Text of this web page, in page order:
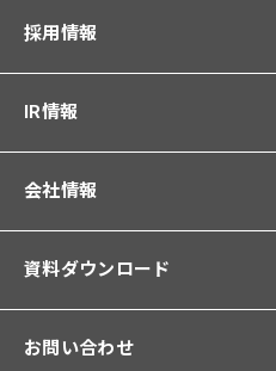
採用情報
IR情報
会社情報
資料ダウンロード
お問い合わせ